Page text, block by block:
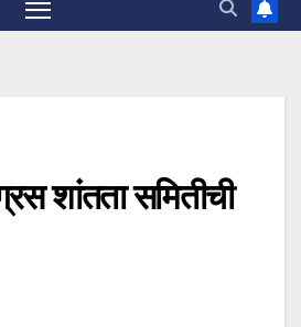
शांतता समितीची